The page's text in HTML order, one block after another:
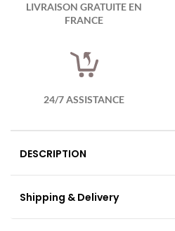
LIVRAISON GRATUITE EN
FRANCE
24/7 ASSISTANCE
DESCRIPTION
Shipping & Delivery